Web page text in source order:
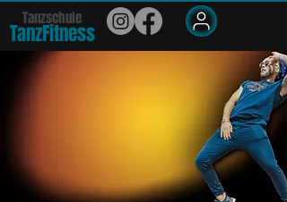
Tanzschule
TanzFitness